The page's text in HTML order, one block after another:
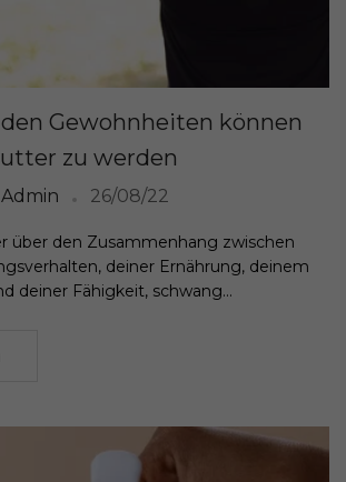
Gewohnheiten können
zu werden
26/08/22
über den Zusammenhang zwischen
deiner Ernährung, deinem
deiner Fähigkeit, schwang...